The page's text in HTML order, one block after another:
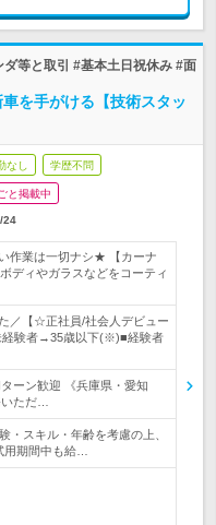
等と取引 #基本土日祝休み #面
を手がける【技術スタッ
なし 学歴不問
と掲載中
24
作業は一切ナシ★ 【カーナ
ディやガラスなどをコーティ
／【☆正社員/社会人デビュー
経験者→35歳以下(※)■経験者
ーン歓迎 《兵庫県・愛知
ただ…
スキル・年齢を考慮の上、
期間中も給…